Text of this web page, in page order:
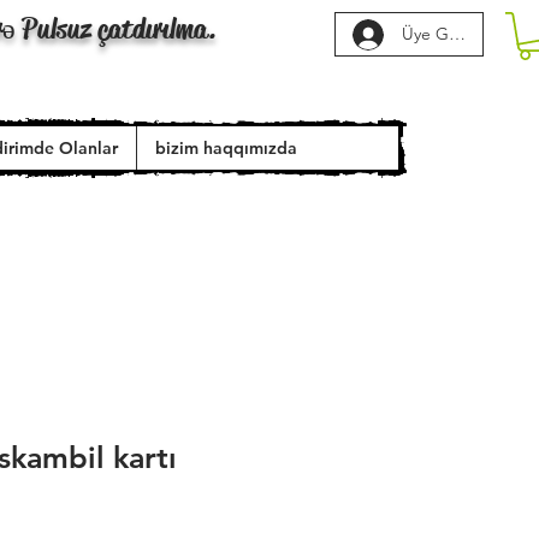
Pulsuz çatdırılma. Üye Girişi
Olanlar bizim haqqımızda
kartı